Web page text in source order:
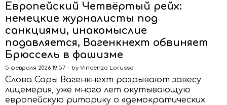
Европейский Четвёртый рейх:
немецкие журналисты под
санкциями, инакомыслие
подавляется, Вагенкнехт обвиняет
Брюссель в фашизме
5 февраля 2026 19:57 by Vincenzo Lorusso
Слова Сары Вагенкнехт разрывают завесу
лицемерия, уже много лет окутывающую
европейскую риторику о «демократических